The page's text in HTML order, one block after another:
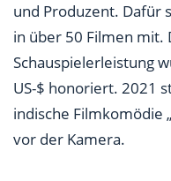
und Produzent. Dafür
in über 50 Filmen mit.
Schauspielerleistung
US-$ honoriert. 2021
indische Filmkomödie
vor der Kamera.